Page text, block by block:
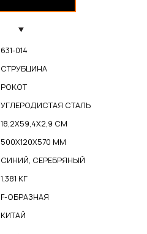
631-014
СТРУБЦИНА
РОКОТ
УГЛЕРОДИСТАЯ СТАЛЬ
18,2Х59,4Х2,9 СМ
500Х120Х570 ММ
СИНИЙ, СЕРЕБРЯНЫЙ
1,381 КГ
F-ОБРАЗНАЯ
КИТАЙ